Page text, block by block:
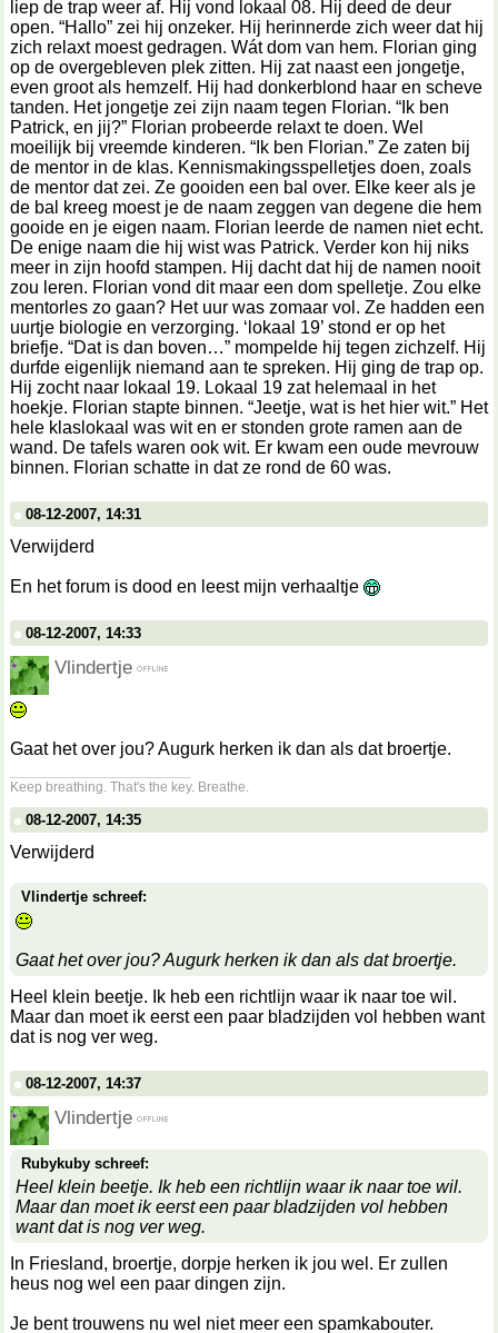
liep de trap weer af. Hij vond lokaal 08. Hij deed de deur
open. “Hallo” zei hij onzeker. Hij herinnerde zich weer dat hij
zich relaxt moest gedragen. Wát dom van hem. Florian ging
op de overgebleven plek zitten. Hij zat naast een jongetje,
even groot als hemzelf. Hij had donkerblond haar en scheve
tanden. Het jongetje zei zijn naam tegen Florian. “Ik ben
Patrick, en jij?” Florian probeerde relaxt te doen. Wel
moeilijk bij vreemde kinderen. “Ik ben Florian.” Ze zaten bij
de mentor in de klas. Kennismakingsspelletjes doen, zoals
de mentor dat zei. Ze gooiden een bal over. Elke keer als je
de bal kreeg moest je de naam zeggen van degene die hem
gooide en je eigen naam. Florian leerde de namen niet echt.
De enige naam die hij wist was Patrick. Verder kon hij niks
meer in zijn hoofd stampen. Hij dacht dat hij de namen nooit
zou leren. Florian vond dit maar een dom spelletje. Zou elke
mentorles zo gaan? Het uur was zomaar vol. Ze hadden een
uurtje biologie en verzorging. ‘lokaal 19’ stond er op het
briefje. “Dat is dan boven…” mompelde hij tegen zichzelf. Hij
durfde eigenlijk niemand aan te spreken. Hij ging de trap op.
Hij zocht naar lokaal 19. Lokaal 19 zat helemaal in het
hoekje. Florian stapte binnen. “Jeetje, wat is het hier wit.” Het
hele klaslokaal was wit en er stonden grote ramen aan de
wand. De tafels waren ook wit. Er kwam een oude mevrouw
binnen. Florian schatte in dat ze rond de 60 was.
08-12-2007, 14:31
Verwijderd
En het forum is dood en leest mijn verhaaltje
08-12-2007, 14:33
Vlindertje
Gaat het over jou? Augurk herken ik dan als dat broertje.
Keep breathing. That's the key. Breathe.
08-12-2007, 14:35
Verwijderd
Vlindertje schreef:
Gaat het over jou? Augurk herken ik dan als dat broertje.
Heel klein beetje. Ik heb een richtlijn waar ik naar toe wil.
Maar dan moet ik eerst een paar bladzijden vol hebben want
dat is nog ver weg.
08-12-2007, 14:37
Vlindertje
Rubykuby schreef:
Heel klein beetje. Ik heb een richtlijn waar ik naar toe wil.
Maar dan moet ik eerst een paar bladzijden vol hebben
want dat is nog ver weg.
In Friesland, broertje, dorpje herken ik jou wel. Er zullen
heus nog wel een paar dingen zijn.
Je bent trouwens nu wel niet meer een spamkabouter.